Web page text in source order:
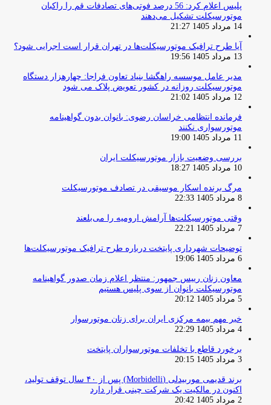
پلیس اعلام کرد: 56 درصد فوتی‌های تصادفات قم را راکبان
موتورسیکلت تشکیل می‌دهند
14 مرداد 1405 21:27
آیا طرح ترافیک موتورسیکلت‌ها در تهران قرار است اجرایی شود؟
13 مرداد 1405 19:56
مدیر عامل موسسه راهگشا بنیاد تعاون فراجا: چهارهزار دستگاه
موتورسیکلت روزانه در کشور تعویض پلاک می شود
12 مرداد 1405 21:02
فرمانده انتظامی خراسان رضوی: بانوان بدون گواهینامه
موتورسواری نکنند
11 مرداد 1405 19:00
بررسی وضعیت بازار موتورسیکلت ایران
10 مرداد 1405 18:27
مرگ برنده اسکار موسیقی در تصادف موتورسیکلت
8 مرداد 1405 22:33
وقتی موتورسیکلت‌ها آرامش ارومیه را می‌بلعند
7 مرداد 1405 22:21
توضیحات شهرداری پایتخت درباره طرح ترافیک موتورسیکلت‌ها
6 مرداد 1405 19:06
معاون زنان رییس جمهور: منتظر اعلام زمان صدور گواهینامه
موتورسیکلت بانوان از سوی پلیس هستیم
5 مرداد 1405 20:12
خبر مهم بیمه مرکزی ایران برای زنان موتورسوار
4 مرداد 1405 22:29
برخورد قاطع با تخلفات موتورسواران پایتخت
3 مرداد 1405 20:15
برند قدیمی موربیدلی (Morbidelli) پس از ۴۰ سال توقف تولید،
اکنون در مالکیت یک شرکت چینی قرار دارد
2 مرداد 1405 20:42